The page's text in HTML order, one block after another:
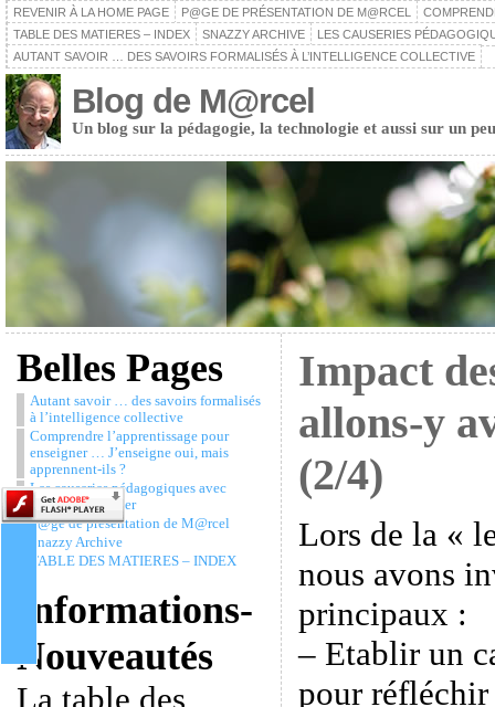
REVENIR À LA HOME PAGE P@GE DE PRÉSENTATION DE M@RCEL
TABLE DES MATIERES – INDEX
SNAZZY ARCHIVE
LES CAUSERIES
AUTANT SAVOIR … DES SAVOIRS FORMALISÉS À L’INTELLIGENCE COLLECTIVE
Blog de M@rcel
Un blog sur la pédagogie, la technologie et aussi sur un
Belles Pages
Autant savoir … des savoirs formalisés
à l’intelligence collective
Comprendre l’apprentissage pour
enseigner … J’enseigne oui, mais
apprennent-ils ?
Les causeries pédagogiques avec
Christophe Batier
P@ge de présentation de M@rcel
Snazzy Archive
TABLE DES MATIERES – INDEX
Informations-
Nouveautés
La table des
Impact
allons-y
(2/4)
Lors de la «
nous avons
principaux :
– Etablir un
pour